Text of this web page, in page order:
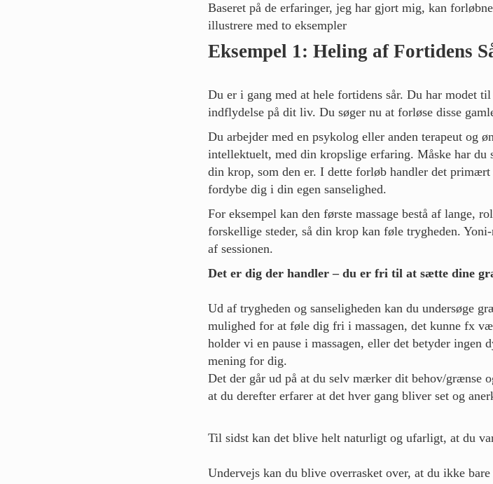
Baseret på de erfaringer, jeg har gjort mig, kan
illustrere med to eksempler
Eksempel 1: Heling af Fortidens
Du er i gang med at hele fortidens sår. Du har modet
indflydelse på dit liv. Du søger nu at forløse disse
Du arbejder med en psykolog eller anden terapeut og
intellektuelt, med din kropslige erfaring. Måske har
din krop, som den er. I dette forløb handler det
fordybe dig i din egen sanselighed.
For eksempel kan den første massage bestå af lange,
forskellige steder, så din krop kan føle trygheden.
af sessionen.
Det er dig der handler – du er fri til at sætte dine
Ud af trygheden og sanseligheden kan du undersøge
mulighed for at føle dig fri i massagen, det kunne fx
holder vi en pause i massagen, eller det betyder ingen
mening for dig.
Det der går ud på at du selv mærker dit behov/grænse
at du derefter erfarer at det hver gang bliver set og
Til sidst kan det blive helt naturligt og ufarligt, at du
Undervejs kan du blive overrasket over, at du ikke